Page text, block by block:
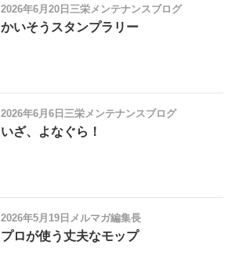
2026年6月20日 三栄メンテナンスブログ
かいそうスタンプラリー
2026年6月6日 三栄メンテナンスブログ
いざ、よなぐら！
2026年5月19日 メルマガ編集長
プロが使う丈夫なモップ